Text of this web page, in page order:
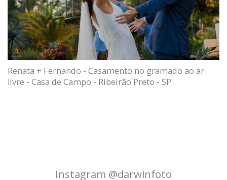
Renata + Fernando - Casamento no gramado ao ar
livre - Casa de Campo - Ribeirão Preto - SP
Instagram @darwinfoto